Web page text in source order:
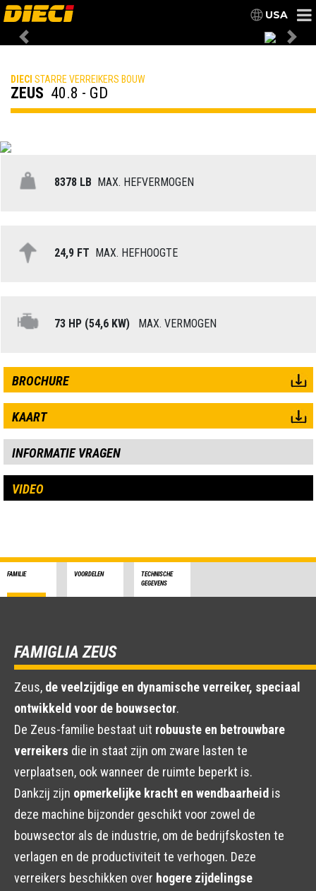
USA
Previous
DIECI STARRE VERREIKERS BOUW
ZEUS 40.8 - GD
8378 LB MAX. HEFVERMOGEN
24,9 FT MAX. HEFHOOGTE
73 HP (54,6 KW) MAX. VERMOGEN
BROCHURE
KAART
INFORMATIE VRAGEN
VIDEO
FAMILIE VOORDELEN
TECHNISCHE
GEGEVENS
FAMIGLIA ZEUS
Zeus, de veelzijdige en dynamische verreiker, speciaal
ontwikkeld voor de bouwsector.
De Zeus-familie bestaat uit robuuste en betrouwbare
verreikers die in staat zijn om zware lasten te
verplaatsen, ook wanneer de ruimte beperkt is.
Dankzij zijn opmerkelijke kracht en wendbaarheid is
deze machine bijzonder geschikt voor zowel de
bouwsector als de industrie, om de bedrijfskosten te
verlagen en de productiviteit te verhogen. Deze
verreikers beschikken over hogere zijdelingse